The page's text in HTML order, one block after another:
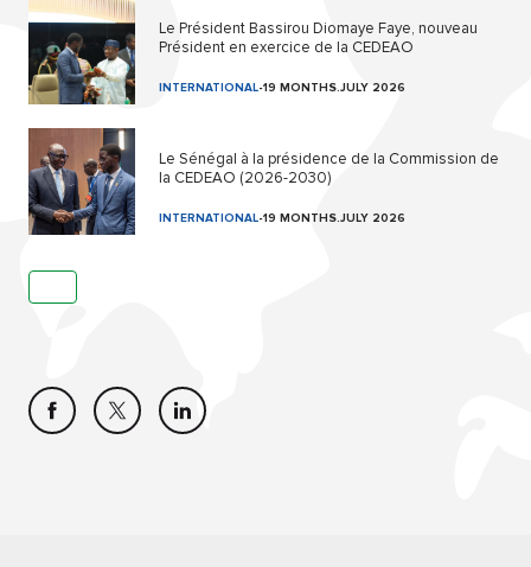
Le Président Bassirou Diomaye Faye, nouveau
Président en exercice de la CEDEAO
INTERNATIONAL-19 MONTHS.JULY 2026
Le Sénégal à la présidence de la Commission de
la CEDEAO (2026-2030)
INTERNATIONAL-19 MONTHS.JULY 2026